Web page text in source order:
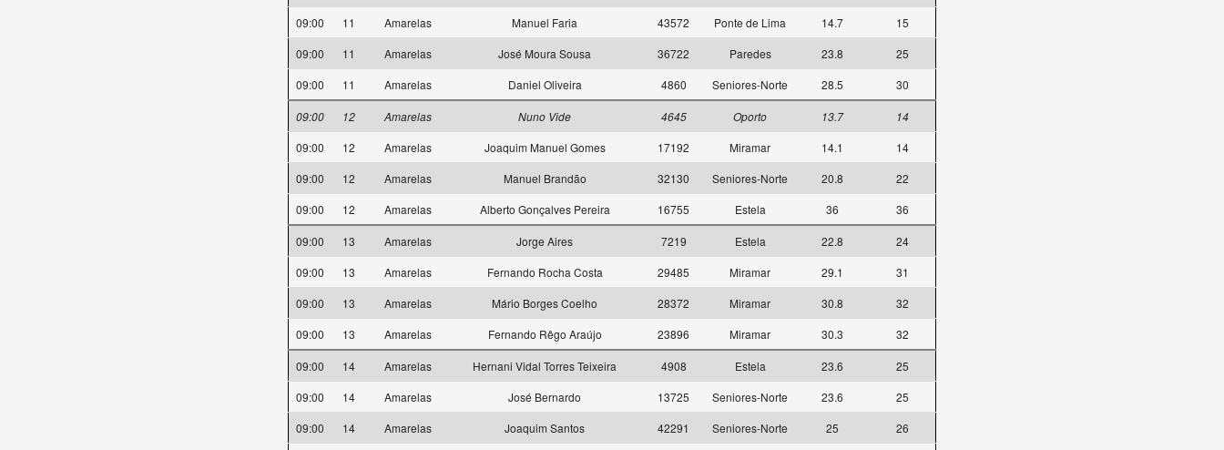
09:00
11 Amarelas Manuel Faria 43572 Ponte de Lima 14.7
15
09:00
11 Amarelas José Moura Sousa 36722 Paredes 23.8
25
09:00
11 Amarelas Daniel Oliveira 4860 Seniores-Norte 28.5 30
09:00 12 Amarelas Nuno Vide 4645 Oporto 13.7
14
09:00
12 Amarelas Joaquim Manuel Gomes 17192 Miramar 14.1
14
09:00
12 Amarelas Manuel Brandão 32130 Seniores-Norte 20.8
22
09:00
12 Amarelas Alberto Gonçalves Pereira 16755 Estela 36 36
09:00 13 Amarelas Jorge Aires 7219 Estela 22.8
24
09:00
13 Amarelas Fernando Rocha Costa 29485 Miramar 29.1
31
09:00
13 Amarelas Mário Borges Coelho 28372 Miramar 30.8
32
09:00
13 Amarelas Fernando Rêgo Araújo 23896 Miramar 30.3 32
09:00 14 Amarelas Hernani Vidal Torres Teixeira 4908 Estela 23.6
25
09:00
14 Amarelas José Bernardo 13725 Seniores-Norte 23.6
25
09:00
14 Amarelas Joaquim Santos 42291 Seniores-Norte 25
26